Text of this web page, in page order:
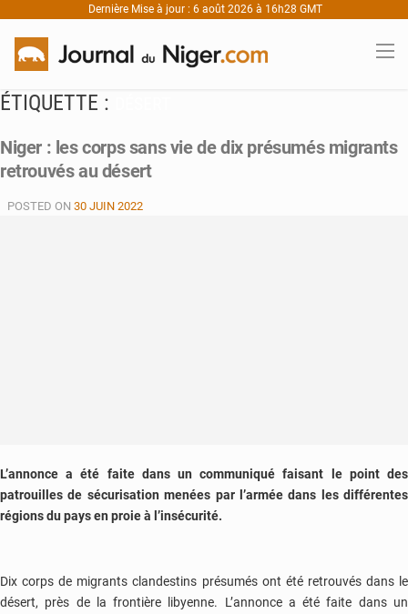
Dernière Mise à jour : 6 août 2026 à 16h28 GMT
ÉTIQUETTE :
Niger : les corps sans vie de dix présumés migrants
retrouvés au désert
POSTED ON 30 JUIN 2022
L’annonce a été faite dans un communiqué faisant le point des
patrouilles de sécurisation menées par l’armée dans les différentes
régions du pays en proie à l’insécurité.
Dix corps de migrants clandestins présumés ont été retrouvés dans le
désert, près de la frontière libyenne. L’annonce a été faite dans un